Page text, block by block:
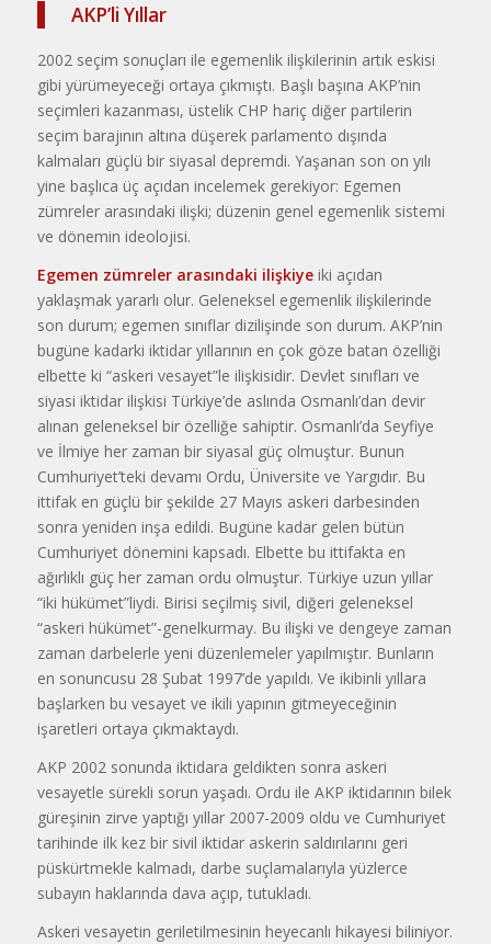
AKP’li Yıllar
2002 seçim sonuçları ile egemenlik ilişkilerinin artık eskisi
gibi yürümeyeceği ortaya çıkmıştı. Başlı başına AKP’nin
seçimleri kazanması, üstelik CHP hariç diğer partilerin
seçim barajının altına düşerek parlamento dışında
kalmaları güçlü bir siyasal depremdi. Yaşanan son on yılı
yine başlıca üç açıdan incelemek gerekiyor: Egemen
zümreler arasındaki ilişki; düzenin genel egemenlik sistemi
ve dönemin ideolojisi.
Egemen zümreler arasındaki ilişkiyeiki açıdan
yaklaşmak yararlı olur. Geleneksel egemenlik ilişkilerinde
son durum; egemen sınıflar dizilişinde son durum. AKP’nin
bugüne kadarki iktidar yıllarının en çok göze batan özelliği
elbette ki “askeri vesayet”le ilişkisidir. Devlet sınıfları ve
siyasi iktidar ilişkisi Türkiye’de aslında Osmanlı’dan devir
alınan geleneksel bir özelliğe sahiptir. Osmanlı’da Seyfiye
ve İlmiye her zaman bir siyasal güç olmuştur. Bunun
Cumhuriyet’teki devamı Ordu, Üniversite ve Yargıdır. Bu
ittifak en güçlü bir şekilde 27 Mayıs askeri darbesinden
sonra yeniden inşa edildi. Bugüne kadar gelen bütün
Cumhuriyet dönemini kapsadı. Elbette bu ittifakta en
ağırlıklı güç her zaman ordu olmuştur. Türkiye uzun yıllar
“iki hükümet”liydi. Birisi seçilmiş sivil, diğeri geleneksel
“askeri hükümet”-genelkurmay. Bu ilişki ve dengeye zaman
zaman darbelerle yeni düzenlemeler yapılmıştır. Bunların
en sonuncusu 28 Şubat 1997’de yapıldı. Ve ikibinli yıllara
başlarken bu vesayet ve ikili yapının gitmeyeceğinin
işaretleri ortaya çıkmaktaydı.
AKP 2002 sonunda iktidara geldikten sonra askeri
vesayetle sürekli sorun yaşadı. Ordu ile AKP iktidarının bilek
güreşinin zirve yaptığı yıllar 2007-2009 oldu ve Cumhuriyet
tarihinde ilk kez bir sivil iktidar askerin saldırılarını geri
püskürtmekle kalmadı, darbe suçlamalarıyla yüzlerce
subayın haklarında dava açıp, tutukladı.
Askeri vesayetin geriletilmesinin heyecanlı hikayesi biliniyor.